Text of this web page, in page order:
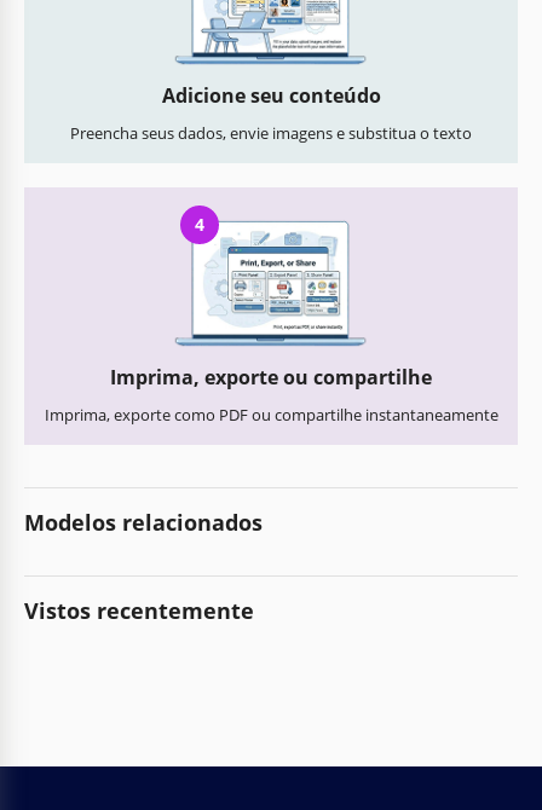
Adicione seu conteúdo
Preencha seus dados, envie imagens e substitua o texto
4
Imprima, exporte ou compartilhe
Imprima, exporte como PDF ou compartilhe instantaneamente
Modelos relacionados
Vistos recentemente